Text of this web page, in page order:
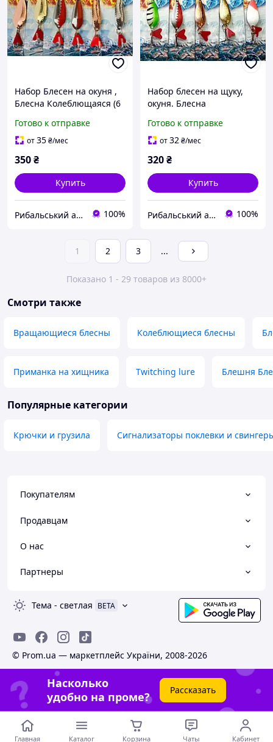
Набор Блесен на окуня ,
Блесна Колеблющаяся (6
Готово к отправке
от35₴/мес
350₴
Купить
Рибальський арсенал 100%
Набор блесен на щуку,
окуня. Блесна
10 g
Готово к отправке
от32₴/мес
320₴
Купить
Рибальський арсенал 100%
1 2 3 ...
Показано 1 - 29 товаров из 8000+
Смотри также
Вращающиеся блесны Колеблющиеся блесны
Приманка на хищника Twitching lure Блешня
Популярные категории
Крючки и грузила Сигнализаторы поклевки и
Покупателям
Продавцам
О нас
Партнеры
Тема - светлая BETA
© Prom.ua — маркетплейс України, 2008-2026
Насколько
удобно на проме?
Рассказать
Главная Каталог Корзина Чаты Кабинет